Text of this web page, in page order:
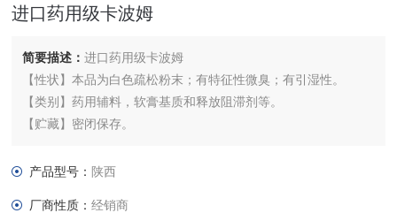
进口药用级卡波姆
简要描述：进口药用级卡波姆
【性状】本品为白色疏松粉末；有特征性微臭；有引湿性。
【类别】药用辅料，软膏基质和释放阻滞剂等。
【贮藏】密闭保存。
产品型号： 陕西
厂商性质：经销商